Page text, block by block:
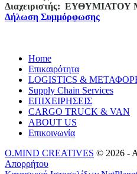
Διαχειριστής: ΕΥΘΥΜΙΑΤΟΥ
Δήλωση Συμμόρφωσης
Home
Επικαιρότητα
LOGISTICS &
Supply Chain Services
ΕΠΙΧΕΙΡΗΣΕΙΣ
CARGO TRUCK & VAN
ABOUT US
Επικοινωνία
O.MIND CREATIVES © 2026 -
Απορρήτου